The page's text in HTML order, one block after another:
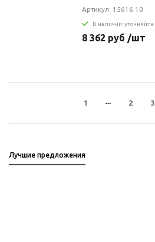
Артикул: 15616.10
В наличии: уточняйте
8 362 руб /шт
1 2 3
Лучшие предложения